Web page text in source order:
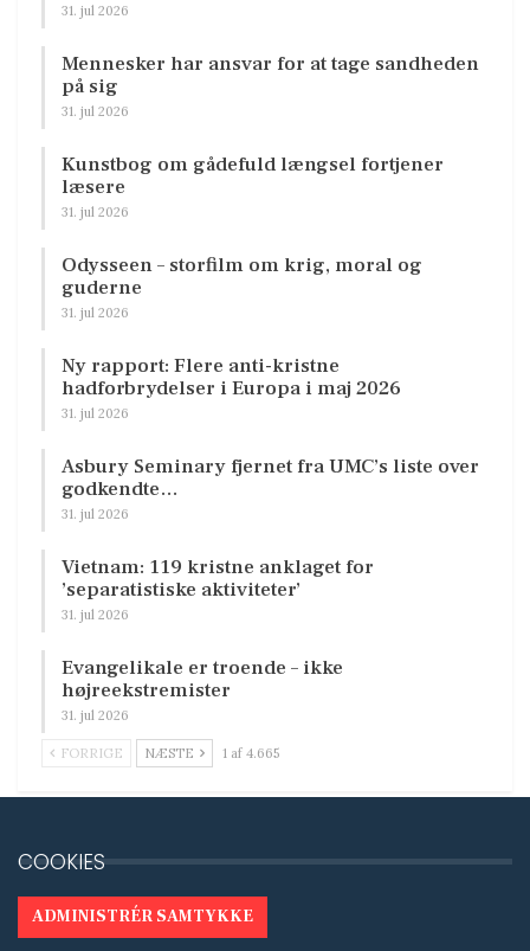
31. jul 2026
Mennesker har ansvar for at tage sandheden
på sig
31. jul 2026
Kunstbog om gådefuld længsel fortjener
læsere
31. jul 2026
Odysseen – storfilm om krig, moral og
guderne
31. jul 2026
Ny rapport: Flere anti-kristne
hadforbrydelser i Europa i maj 2026
31. jul 2026
Asbury Seminary fjernet fra UMC’s liste over
godkendte…
31. jul 2026
Vietnam: 119 kristne anklaget for
’separatistiske aktiviteter’
31. jul 2026
Evangelikale er troende – ikke
højreekstremister
31. jul 2026
FORRIGE NÆSTE 1 af 4.665
COOKIES
ADMINISTRÉR SAMTYKKE